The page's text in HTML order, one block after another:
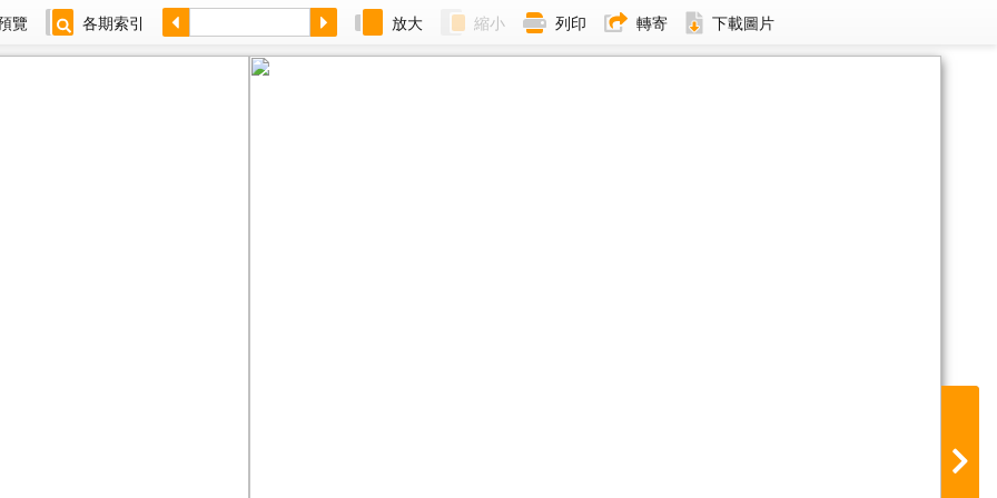
覽 各期索引 放大 縮小 列印 轉寄 下載圖片